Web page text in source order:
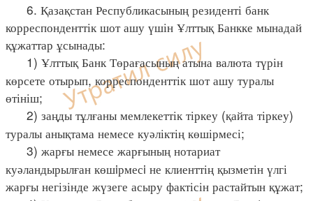
6. Қазақстан Республикасының резиденті банк
корреспонденттік шот ашу үшін Ұлттық Банкке мынадай
құжаттар ұсынады:
1) Ұлттық Банк Төрағасының атына валюта түрін
көрсете отырып, корреспонденттік шот ашу туралы
өтініш;
2) заңды тұлғаны мемлекеттік тіркеу (қайта тіркеу)
туралы анықтама немесе куәліктің көшірмесі;
3) жарғы немесе жарғының нотариат
куәландырылған көшiрмесi не клиенттің қызметін үлгі
жарғы негізінде жүзеге асыру фактісін растайтын құжат;